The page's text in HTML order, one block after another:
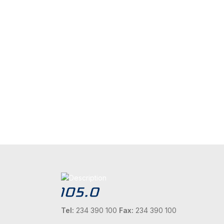
Tel: 234 390 100 Fax: 234 390 100